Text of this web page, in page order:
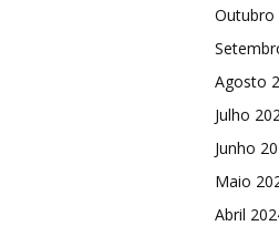
Outubro
Agosto
Julho
Junho
Maio
Abril